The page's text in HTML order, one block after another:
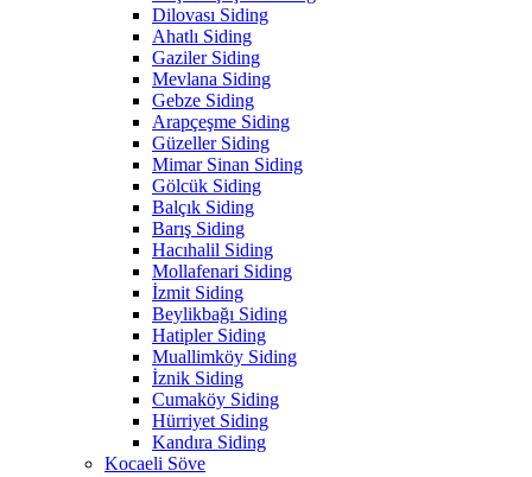
Dilovası Siding
Ahatlı Siding
Gaziler Siding
Mevlana Siding
Gebze Siding
Arapçeşme Siding
Güzeller Siding
Mimar Sinan Siding
Gölcük Siding
Balçık Siding
Barış Siding
Hacıhalil Siding
Mollafenari Siding
İzmit Siding
Beylikbağı Siding
Hatipler Siding
Muallimköy Siding
İznik Siding
Cumaköy Siding
Hürriyet Siding
Kandıra Siding
Kocaeli Söve